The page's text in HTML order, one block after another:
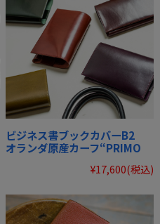
ビジネス書ブックカバーB2
オランダ原産カーフ“PRIMO
¥17,600(税込)